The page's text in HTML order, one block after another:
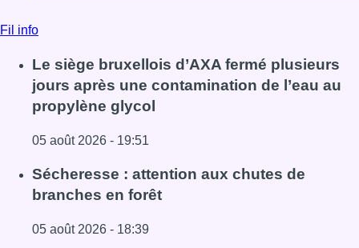
Fil info
Le siège bruxellois d’AXA fermé plusieurs
jours après une contamination de l’eau au
propylène glycol
05 août 2026 - 19:51
Lire l'article Le siège bruxellois d’AXA fermé plusieurs
Sécheresse : attention aux chutes de
branches en forêt
05 août 2026 - 18:39